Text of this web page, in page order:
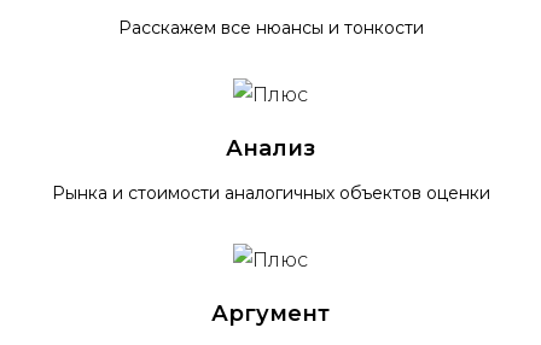
Расскажем все нюансы и тонкости
Анализ
Рынка и стоимости аналогичных объектов оценки
Аргумент